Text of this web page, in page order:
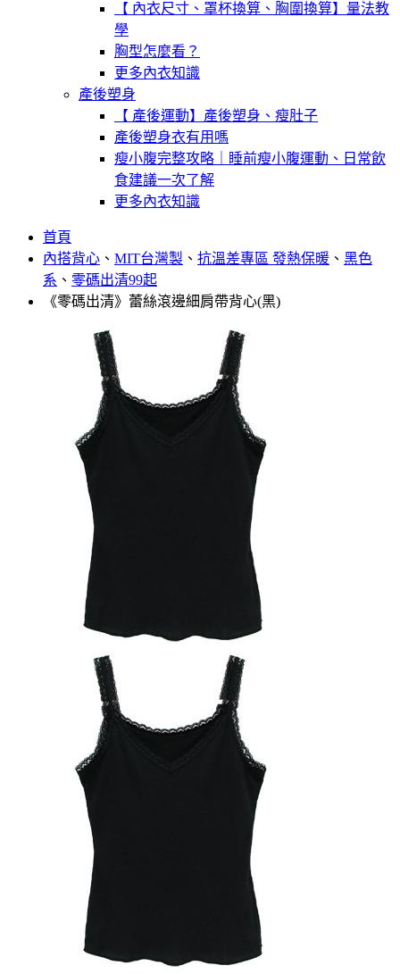
【 內衣尺寸、罩杯換算、胸圍換算】量法教
學
胸型怎麼看？
更多內衣知識
產後塑身
【 產後運動】產後塑身、瘦肚子
產後塑身衣有用嗎
瘦小腹完整攻略｜睡前瘦小腹運動、日常飲
食建議一次了解
更多內衣知識
首頁
內搭背心 、 MIT台灣製 、 抗溫差專區 發熱保暖 、 黑色
系 、 零碼出清99起
《零碼出清》蕾絲滾邊細肩帶背心(黑)